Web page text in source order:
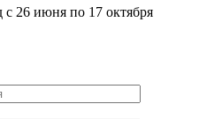
26 июня по 17 октября